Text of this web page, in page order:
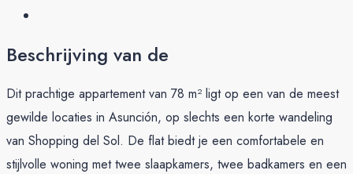
Beschrijving van de
Dit prachtige appartement van 78 m² ligt op een van de meest
gewilde locaties in Asunción, op slechts een korte wandeling
van Shopping del Sol. De flat biedt je een comfortabele en
stijlvolle woning met twee slaapkamers, twee badkamers en een